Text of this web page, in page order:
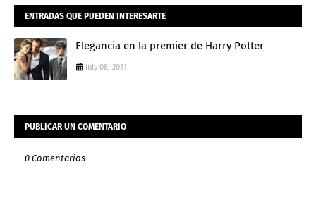
ENTRADAS QUE PUEDEN INTERESARTE
Elegancia en la premier de Harry Potter
July 08, 2011
PUBLICAR UN COMENTARIO
0 Comentarios